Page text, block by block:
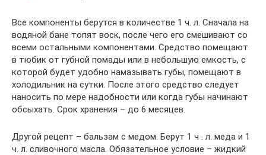
Все компоненты берутся в количестве 1 ч. л. Сначала на
водяной бане топят воск, после чего его смешивают со
всеми остальными компонентами. Средство помещают
в тюбик от губной помады или в небольшую емкость, с
которой будет удобно намазывать губы, помещают в
холодильник на сутки. После этого средство следует
наносить по мере надобности или когда губы начинают
обсыхать. Срок хранения – до 6 месяцев.
Другой рецепт – бальзам с медом. Берут 1 ч . л. меда и 1
ч. л. сливочного масла. Обязательное условие – жидкий